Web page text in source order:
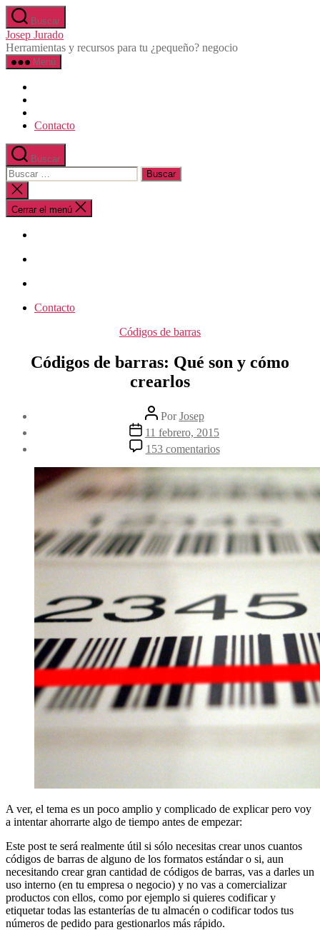
Saltar
al
contenido
Buscar
Josep Jurado
Herramientas y recursos para tu ¿pequeño? negocio
Menú
Contacto
Buscar
Buscar:
Cerrar
la
búsqueda
Cerrar el menú
Contacto
Categorías
Códigos de barras
Códigos de barras: Qué son y cómo
crearlos
Autor
de
la
entrada
PorJosep
Fecha
de
la
entrada
11 febrero, 2015
153 comentariosen
Códigos
de
barras:
Qué
son
y
cómo
crearlos
A ver, el tema es un poco amplio y complicado de explicar pero voy
a intentar ahorrarte algo de tiempo antes de empezar:
Este post te será realmente útil si sólo necesitas crear unos cuantos
códigos de barras de alguno de los formatos estándar o si, aun
necesitando crear gran cantidad de códigos de barras, vas a darles un
uso interno (en tu empresa o negocio) y no vas a comercializar
productos con ellos, como por ejemplo si quieres codificar y
etiquetar todas las estanterías de tu almacén o codificar todos tus
números de pedido para gestionarlos más rápido.